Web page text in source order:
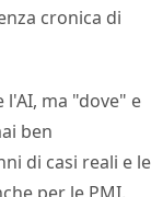
cronica di
ma "dove" e
ben
di casi reali e le